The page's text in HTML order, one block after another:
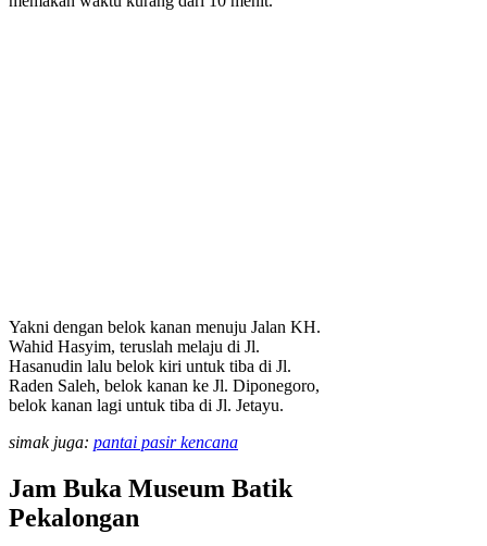
Yakni dengan belok kanan menuju Jalan KH.
Wahid Hasyim, teruslah melaju di Jl.
Hasanudin lalu belok kiri untuk tiba di Jl.
Raden Saleh, belok kanan ke Jl. Diponegoro,
belok kanan lagi untuk tiba di Jl. Jetayu.
simak juga: pantai pasir kencana
Jam Buka Museum Batik
Pekalongan